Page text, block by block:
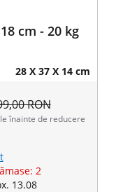
cm - 20 kg
28 X 37 X 14 cm
RON
înainte de reducere
2
13.08